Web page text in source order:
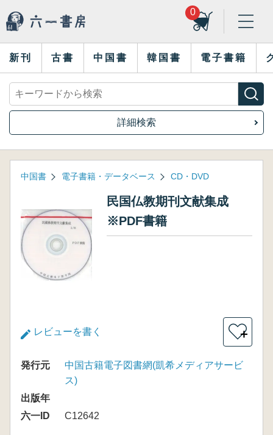
0
新刊 古書 中国書 韓国書 電子書籍
詳細検索
中国書 電子書籍・データベース CD・DVD
民国仏教期刊文献集成
※PDF書籍
レビューを書く ＋
発行元
中国古籍電子図書網(凱希メディアサービ
ス)
出版年
六一ID
C12642